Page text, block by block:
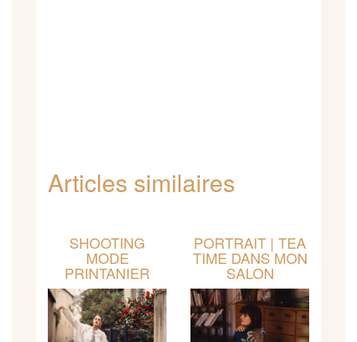
Articles similaires
SHOOTING
MODE
PRINTANIER
PORTRAIT | TEA
TIME DANS MON
SALON